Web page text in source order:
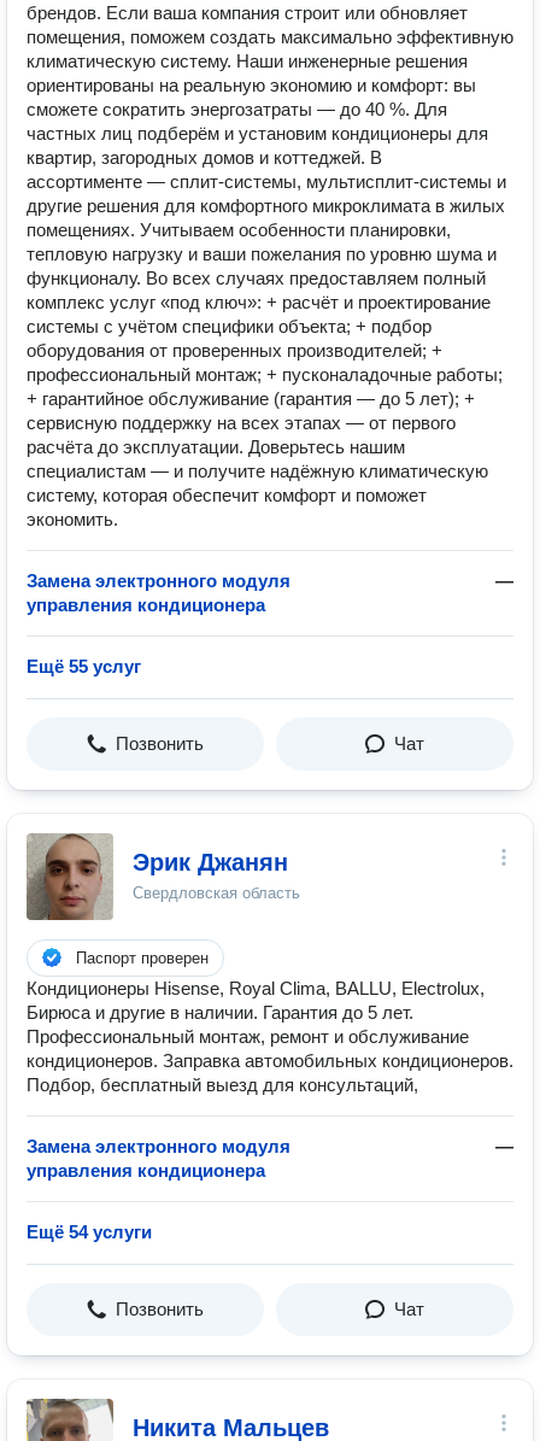
брендов. Если ваша компания строит или обновляет
помещения, поможем создать максимально эффективную
климатическую систему. Наши инженерные решения
ориентированы на реальную экономию и комфорт: вы
сможете сократить энергозатраты — до 40 %. Для
частных лиц подберём и установим кондиционеры для
квартир, загородных домов и коттеджей. В
ассортименте — сплит‑системы, мультисплит‑системы и
другие решения для комфортного микроклимата в жилых
помещениях. Учитываем особенности планировки,
тепловую нагрузку и ваши пожелания по уровню шума и
функционалу. Во всех случаях предоставляем полный
комплекс услуг «под ключ»: + расчёт и проектирование
системы с учётом специфики объекта; + подбор
оборудования от проверенных производителей; +
профессиональный монтаж; + пусконаладочные работы;
+ гарантийное обслуживание (гарантия — до 5 лет); +
сервисную поддержку на всех этапах — от первого
расчёта до эксплуатации. Доверьтесь нашим
специалистам — и получите надёжную климатическую
систему, которая обеспечит комфорт и поможет
экономить.
Замена электронного модуля
управления кондиционера
—
Ещё 55 услуг
Позвонить Чат
Эрик Джанян
Свердловская область
Паспорт проверен
Кондиционеры Hisense, Royal Clima, BALLU, Electrolux,
Бирюса и другие в наличии. Гарантия до 5 лет.
Профессиональный монтаж, ремонт и обслуживание
кондиционеров. Заправка автомобильных кондиционеров.
Подбор, бесплатный выезд для консультаций,
Замена электронного модуля
управления кондиционера
—
Ещё 54 услуги
Позвонить Чат
Никита Мальцев